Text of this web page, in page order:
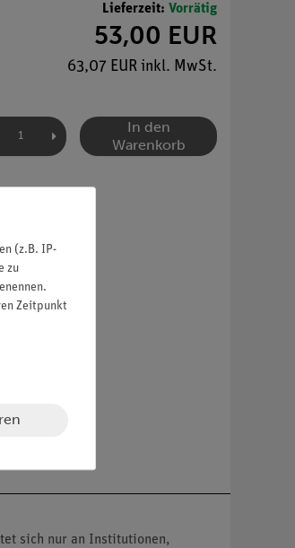
Lieferzeit: Vorrätig
53,00 EUR
63,07 EUR inkl. MwSt.
In den
Warenkorb
sich nur an Institutionen,
(z.B. IP-
zu
Zeitpunkt